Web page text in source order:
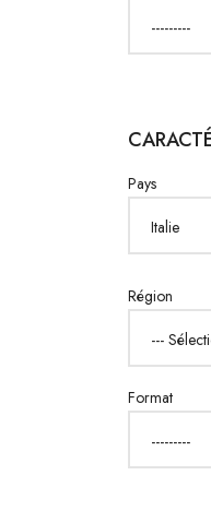
Pays
Région
Format